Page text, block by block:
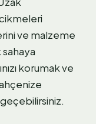
ve malzeme
korumak ve